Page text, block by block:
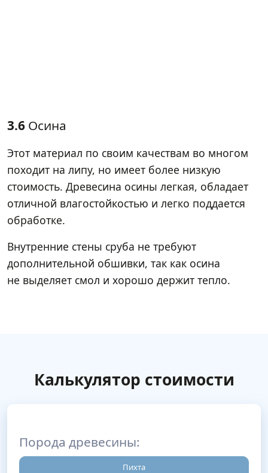
3.6 Осина
Этот материал по своим качествам во многом
походит на липу, но имеет более низкую
стоимость. Древесина осины легкая, обладает
отличной влагостойкостью и легко поддается
обработке.
Внутренние стены сруба не требуют
дополнительной обшивки, так как осина
не выделяет смол и хорошо держит тепло.
Калькулятор стоимости
Порода древесины:
Пихта